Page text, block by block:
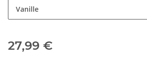
Vanille
27,99 €